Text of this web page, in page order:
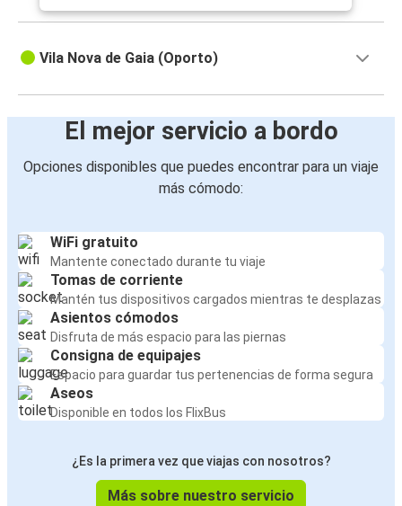
Vila Nova de Gaia (Oporto)
El mejor servicio a bordo
Opciones disponibles que puedes encontrar para un viaje
más cómodo:
WiFi gratuito
Mantente conectado durante tu viaje
Tomas de corriente
Mantén tus dispositivos cargados mientras te desplazas
Asientos cómodos
Disfruta de más espacio para las piernas
Consigna de equipajes
Espacio para guardar tus pertenencias de forma segura
Aseos
Disponible en todos los FlixBus
¿Es la primera vez que viajas con nosotros?
Más sobre nuestro servicio